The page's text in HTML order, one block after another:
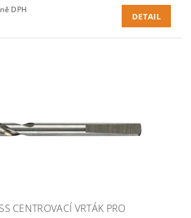
Kč včetně DPH
DETAIL
CENTROVACÍ VRTÁK PRO